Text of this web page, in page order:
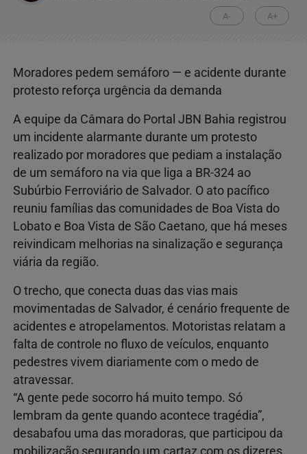
A- A+
Moradores pedem semáforo — e acidente durante
protesto reforça urgência da demanda
A equipe da Câmara do Portal JBN Bahia registrou
um incidente alarmante durante um protesto
realizado por moradores que pediam a instalação
de um semáforo na via que liga a BR-324 ao
Subúrbio Ferroviário de Salvador. O ato pacífico
reuniu famílias das comunidades de Boa Vista do
Lobato e Boa Vista de São Caetano, que há meses
reivindicam melhorias na sinalização e segurança
viária da região.
O trecho, que conecta duas das vias mais
movimentadas de Salvador, é cenário frequente de
acidentes e atropelamentos. Motoristas relatam a
falta de controle no fluxo de veículos, enquanto
pedestres vivem diariamente com o medo de
atravessar.
“A gente pede socorro há muito tempo. Só
lembram da gente quando acontece tragédia”,
desabafou uma das moradoras, que participou da